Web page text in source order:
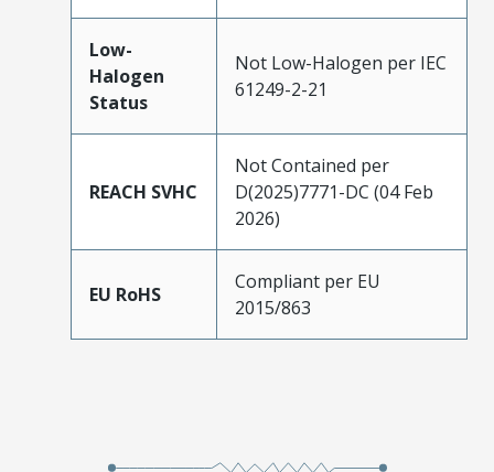
Low-
Halogen
Status
Not Low-Halogen per IEC
61249-2-21
REACH SVHC
Not Contained per
D(2025)7771-DC (04 Feb
2026)
EU RoHS
Compliant per EU
2015/863